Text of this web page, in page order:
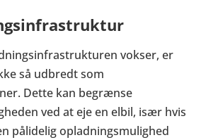
vokser, er
så udbredt som
Dette kan begrænse
ved at eje en elbil, især hvis
pålidelig opladningsmulighed